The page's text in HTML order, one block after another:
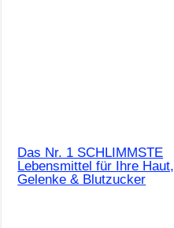
Das Nr. 1 SCHLIMMSTE
Lebensmittel für Ihre Haut,
Gelenke & Blutzucker